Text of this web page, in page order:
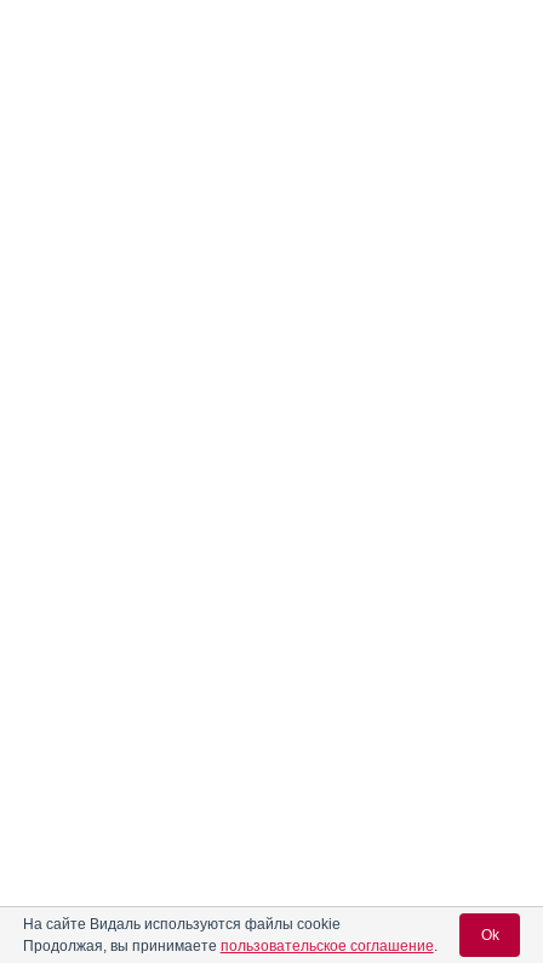
На сайте Видаль используются файлы cookie
Продолжая, вы принимаете пользовательское соглашение.
Ok